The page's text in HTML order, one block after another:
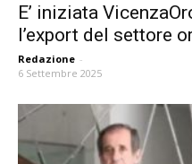
E’ iniziata
l’export del settore
Redazione -
6 Settembre 2025